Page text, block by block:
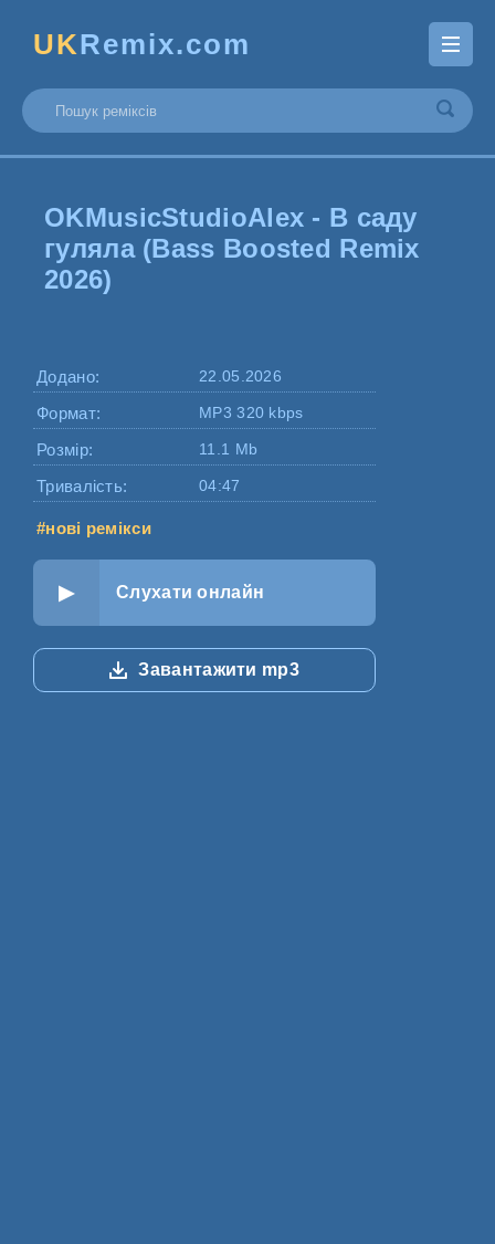
UKRemix.com
OKMusicStudioAlex - В саду
гуляла (Bass Boosted Remix
2026)
Додано: 22.05.2026
Формат: MP3 320 kbps
Розмір: 11.1 Mb
Тривалість: 04:47
#нові ремікси
Слухати онлайн
Завантажити mp3